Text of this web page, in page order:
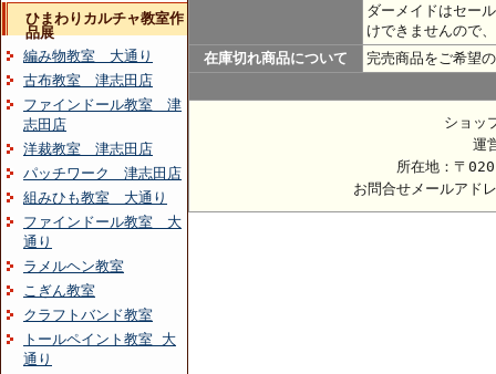
ひまわりカルチャ教室作
品展
編み物教室 大通り
古布教室 津志田店
ファインドール教室 津
志田店
洋裁教室 津志田店
パッチワーク 津志田店
組みひも教室 大通り
ファインドール教室 大
通り
ラメルヘン教室
こぎん教室
クラフトバンド教室
トールペイント教室 大
通り
ダーメイドはセー
けできませんので
在庫切れ商品について
完売商品をご希望
ショッ
運
所在地：〒
お問合せメールアド